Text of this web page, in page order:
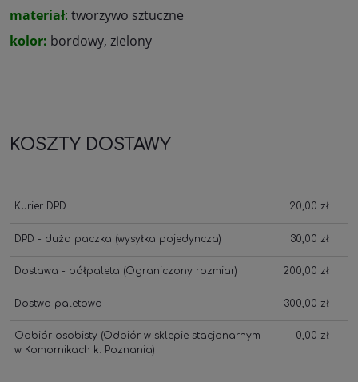
materiał: tworzywo sztuczne
kolor: bordowy, zielony
KOSZTY DOSTAWY
Kurier DPD 20,00 zł
DPD - duża paczka (wysyłka pojedyncza) 30,00 zł
Dostawa - półpaleta (Ograniczony rozmiar) 200,00 zł
Dostwa paletowa 300,00 zł
Odbiór osobisty (Odbiór w sklepie stacjonarnym
w Komornikach k. Poznania)
0,00 zł